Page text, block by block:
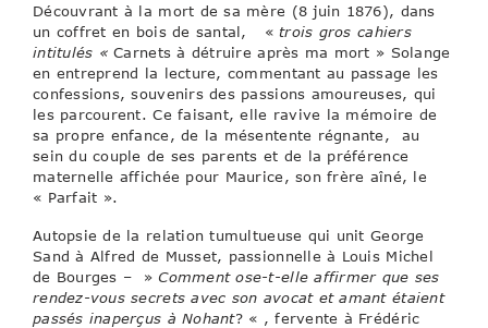
Découvrant à la mort de sa mère (8 juin 1876), dans
un coffret en bois de santal, «trois gros cahiers
intitulés «Carnets à détruire après ma mort » Solange
en entreprend la lecture, commentant au passage les
confessions, souvenirs des passions amoureuses, qui
les parcourent. Ce faisant, elle ravive la mémoire de
sa propre enfance, de la mésentente régnante, au
sein du couple de ses parents et de la préférence
maternelle affichée pour Maurice, son frère aîné, le
« Parfait ».
Autopsie de la relation tumultueuse qui unit George
Sand à Alfred de Musset, passionnelle à Louis Michel
de Bourges – »Comment ose-t-elle affirmer que ses
rendez-vous secrets avec son avocat et amant étaient
passés inaperçus à Nohant? « , fervente à Frédéric